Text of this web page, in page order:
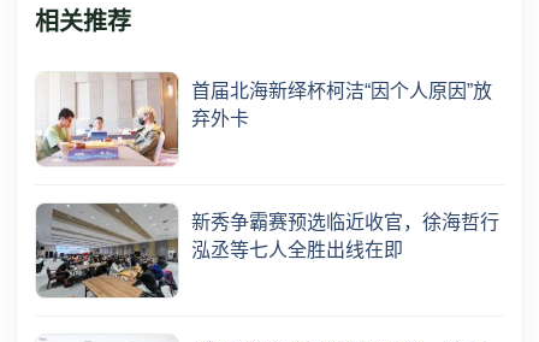
相关推荐
首届北海新绎杯柯洁“因个人原因”放
弃外卡
新秀争霸赛预选临近收官，徐海哲行
泓丞等七人全胜出线在即